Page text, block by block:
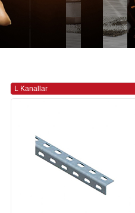
L Kanallar